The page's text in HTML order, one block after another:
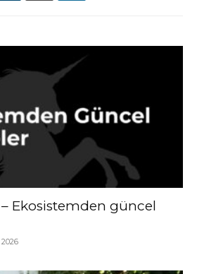
Ekosistemden güncel